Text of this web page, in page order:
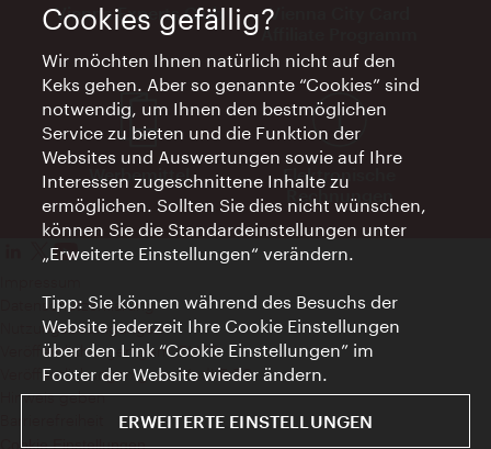
Vienna Experts Club
Vienna City Card
Affiliate Programm
Werbemittel
Elektronische
Rechnungen
Datenschutzerklärung
Nutzungsbedingungen
Veröffentlichungen gem. EMFG
Veröffentlichungen gem. MedKF‑TG
Hinweis geben
Cookie Einstellungen
Cookies gefällig?
Wir möchten Ihnen natürlich nicht auf den
Keks gehen. Aber so genannte “Cookies” sind
notwendig, um Ihnen den bestmöglichen
Service zu bieten und die Funktion der
Websites und Auswertungen sowie auf Ihre
Interessen zugeschnittene Inhalte zu
ermöglichen. Sollten Sie dies nicht wünschen,
können Sie die Standardeinstellungen unter
„Erweiterte Einstellungen“ verändern.
Tipp: Sie können während des Besuchs der
Website jederzeit Ihre Cookie Einstellungen
über den Link “Cookie Einstellungen” im
Footer der Website wieder ändern.
ERWEITERTE EINSTELLUNGEN